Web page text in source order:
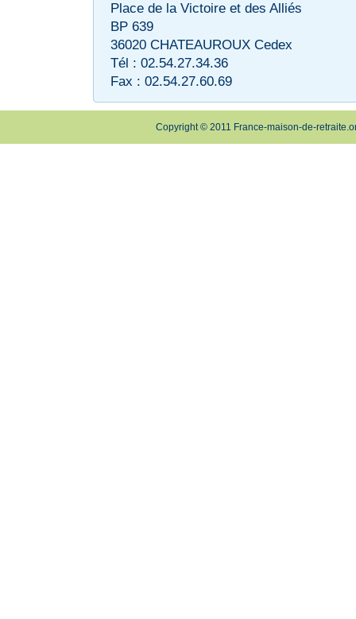
Place de la Victoire et des Alliés
BP 639
36020 CHATEAUROUX Cedex
Tél : 02.54.27.34.36
Fax : 02.54.27.60.69
Copyright © 2011 France-maison-de-